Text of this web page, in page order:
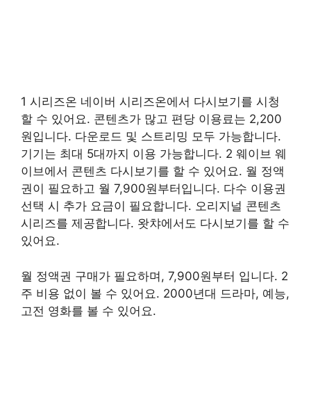
1 시리즈온 네이버 시리즈온에서 다시보기를 시청
할 수 있어요. 콘텐츠가 많고 편당 이용료는 2,200
원입니다. 다운로드 및 스트리밍 모두 가능합니다.
기기는 최대 5대까지 이용 가능합니다. 2 웨이브 웨
이브에서 콘텐츠 다시보기를 할 수 있어요. 월 정액
권이 필요하고 월 7,900원부터입니다. 다수 이용권
선택 시 추가 요금이 필요합니다. 오리지널 콘텐츠
시리즈를 제공합니다. 왓챠에서도 다시보기를 할 수
있어요.
월 정액권 구매가 필요하며, 7,900원부터 입니다. 2
주 비용 없이 볼 수 있어요. 2000년대 드라마, 예능,
고전 영화를 볼 수 있어요.